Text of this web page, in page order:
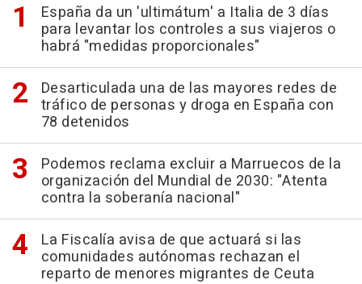
España da un 'ultimátum' a Italia de 3 días
para levantar los controles a sus viajeros o
habrá "medidas proporcionales"
Desarticulada una de las mayores redes de
tráfico de personas y droga en España con
78 detenidos
Podemos reclama excluir a Marruecos de la
organización del Mundial de 2030: "Atenta
contra la soberanía nacional"
La Fiscalía avisa de que actuará si las
comunidades autónomas rechazan el
reparto de menores migrantes de Ceuta